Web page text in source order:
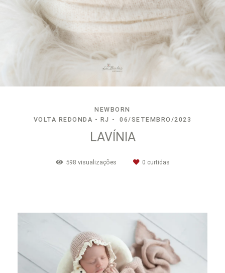
NEWBORN
VOLTA REDONDA - RJ
06/SETEMBRO/2023
LAVÍNIA
598 visualizações 0 curtidas